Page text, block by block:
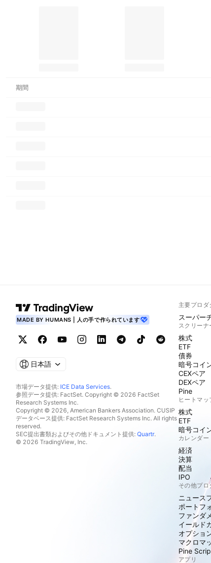
期間
MADE BY HUMANS | 人の手で作られています
日本語
市場データ提供: ICE Data Services.
参照データ提供: FactSet. Copyright © 2026 FactSet
Research Systems Inc.
Copyright © 2026, American Bankers Association. CUSIP
データベース提供: FactSet Research Systems Inc. All rights
reserved.
SEC提出書類およびその他ドキュメント提供: Quartr.
© 2026 TradingView, Inc.
主要プロダ
スーパー
スクリーナ
株式
ETF
債券
暗号コイ
CEXペア
DEXペア
Pine
ヒートマッ
株式
ETF
暗号コイ
カレンダー
経済
決算
配当
IPO
その他プロ
ニュース
ポートフ
ファンダ
イールド
オプショ
マクロマ
Pine
アプリ